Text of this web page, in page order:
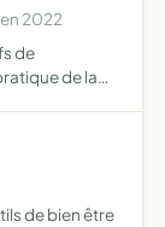
2022
de
de la
de bien être